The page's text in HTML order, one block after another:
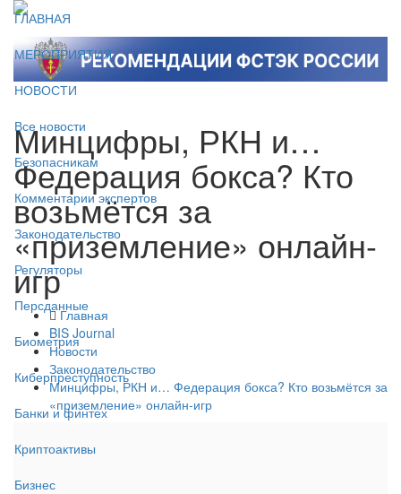
ГЛАВНАЯ
МЕРОПРИЯТИЯ
НОВОСТИ
Все новости
Безопасникам
Комментарии экспертов
Законодательство
Регуляторы
Персданные
Биометрия
Киберпреступность
Банки и финтех
Криптоактивы
Бизнес
Минцифры, РКН и…
Федерация бокса? Кто
возьмётся за
«приземление» онлайн-
игр
Главная
BIS Journal
Новости
Законодательство
Минцифры, РКН и… Федерация бокса? Кто возьмётся за
«приземление» онлайн-игр